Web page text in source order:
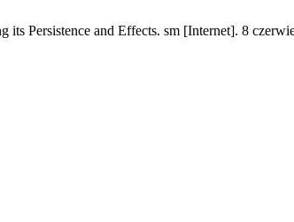
Persistence and Effects. sm [Internet]. 8